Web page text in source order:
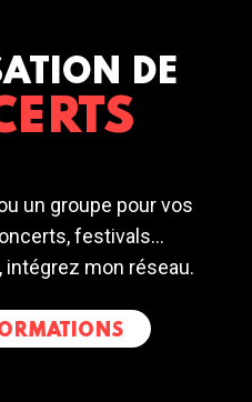
DE
un groupe pour vos
festivals...
intégrez mon réseau.